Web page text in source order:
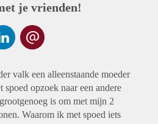
je vrienden!
valk een alleenstaande moeder
opzoek naar een andere
is om met mijn 2
Waarom ik met spoed iets